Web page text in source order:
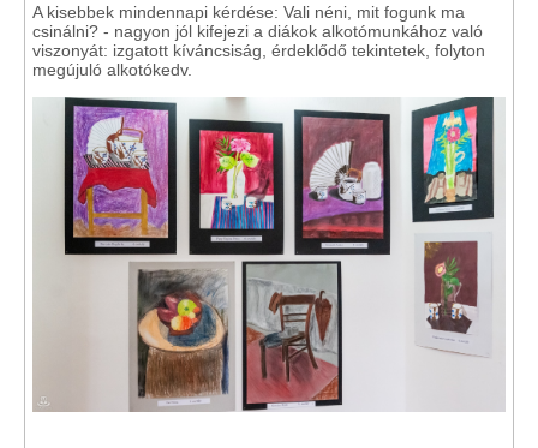
A kisebbek mindennapi kérdése: Vali néni, mit fogunk ma
csinálni? - nagyon jól kifejezi a diákok alkotómunkához való
viszonyát: izgatott kíváncsiság, érdeklődő tekintetek, folyton
megújuló alkotókedv.